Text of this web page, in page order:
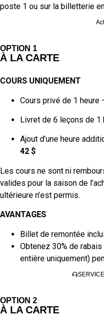
poste 1 ou sur la billetterie
OPTION 1
À LA CARTE
COURS UNIQUEMENT
Cours privé de 1 heure
Livret de 6 leçons de 1
Ajout d’une heure
42 $
Les cours ne sont ni
valides pour la saison de
ultérieure n’est permis.
AVANTAGES
Billet de remontée
Obtenez 30% de
entière uniquement)
OPTION 2
À LA CARTE